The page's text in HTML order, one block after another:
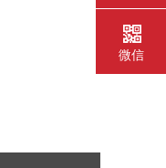
微信